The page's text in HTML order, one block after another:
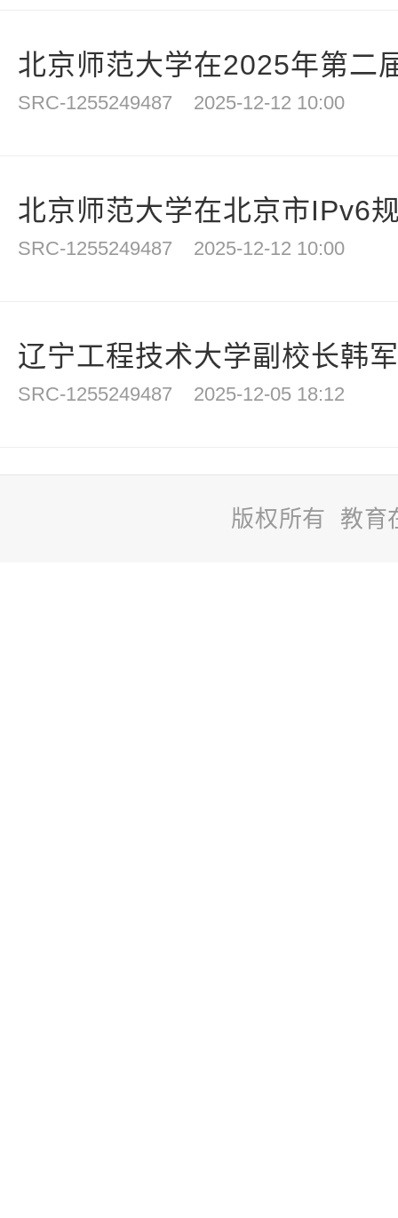
北京师范大学在2025年第二
SRC-1255249487 2025-12-12 10:00
北京师范大学在北京市IPv6
SRC-1255249487 2025-12-12 10:00
辽宁工程技术大学副校长韩
SRC-1255249487 2025-12-05 18:12
版权所有 教育